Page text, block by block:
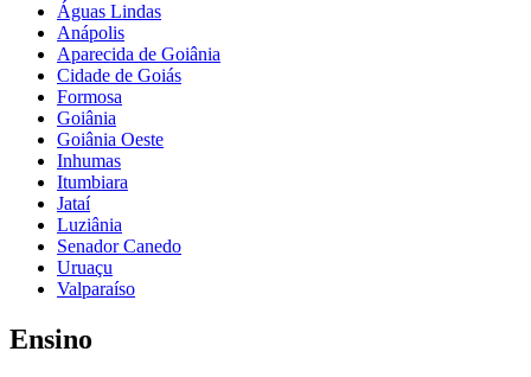
Águas Lindas
Anápolis
Aparecida de Goiânia
Cidade de Goiás
Formosa
Goiânia
Goiânia Oeste
Inhumas
Itumbiara
Jataí
Luziânia
Senador Canedo
Uruaçu
Valparaíso
Ensino